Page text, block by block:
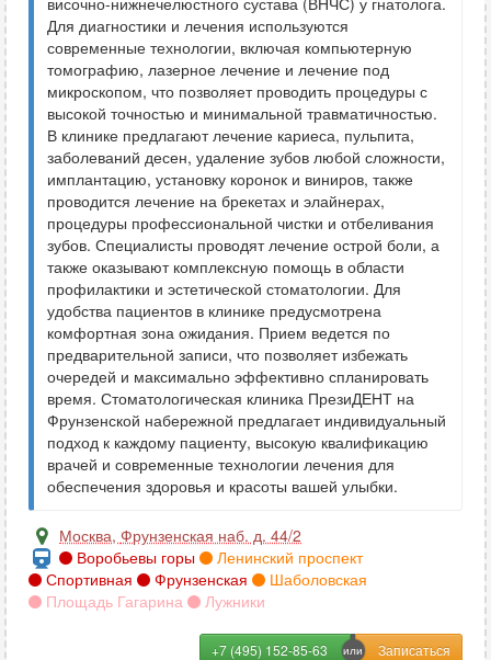
Для диагностики и лечения используются
современные технологии, включая компьютерную
томографию, лазерное лечение и лечение под
микроскопом, что позволяет проводить процедуры с
высокой точностью и минимальной травматичностью.
В клинике предлагают лечение кариеса, пульпита,
заболеваний десен, удаление зубов любой сложности,
имплантацию, установку коронок и виниров, также
проводится лечение на брекетах и элайнерах,
процедуры профессиональной чистки и отбеливания
зубов. Специалисты проводят лечение острой боли, а
также оказывают комплексную помощь в области
профилактики и эстетической стоматологии. Для
удобства пациентов в клинике предусмотрена
комфортная зона ожидания. Прием ведется по
предварительной записи, что позволяет избежать
очередей и максимально эффективно спланировать
время. Стоматологическая клиника ПрезиДЕНТ на
Фрунзенской набережной предлагает индивидуальный
подход к каждому пациенту, высокую квалификацию
врачей и современные технологии лечения для
обеспечения здоровья и красоты вашей улыбки.
Москва, Фрунзенская наб. д. 44/2
Воробьевы горы
Ленинский проспект
Спортивная
Фрунзенская
Шаболовская
Площадь Гагарина
Лужники
+7 (495) 152-85-63